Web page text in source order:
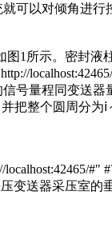
可以对倾角进行
所示。密封液
量程同变送器
整个圆周分为ⅰ
#"
压变送器采压室